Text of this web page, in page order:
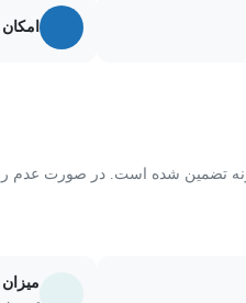
تضمین شده است. در صورت عدم